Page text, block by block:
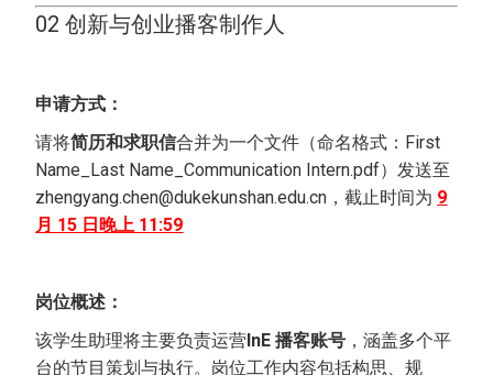
02 创新与创业播客制作人
申请方式：
请将简历和求职信合并为一个文件（命名格式：First
Name_Last Name_Communication Intern.pdf）发送至
zhengyang.chen@dukekunshan.edu.cn，截止时间为 9
月 15 日晚上 11:59
岗位概述：
该学生助理将主要负责运营InE 播客账号 ，涵盖多个平
台的节目策划与执行。岗位工作内容包括构思、规